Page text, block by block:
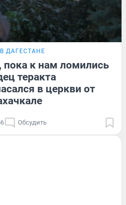
ДАГЕСТАНЕ
к нам ломились
теракта
в церкви от
Обсудить